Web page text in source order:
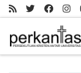
Skip to content